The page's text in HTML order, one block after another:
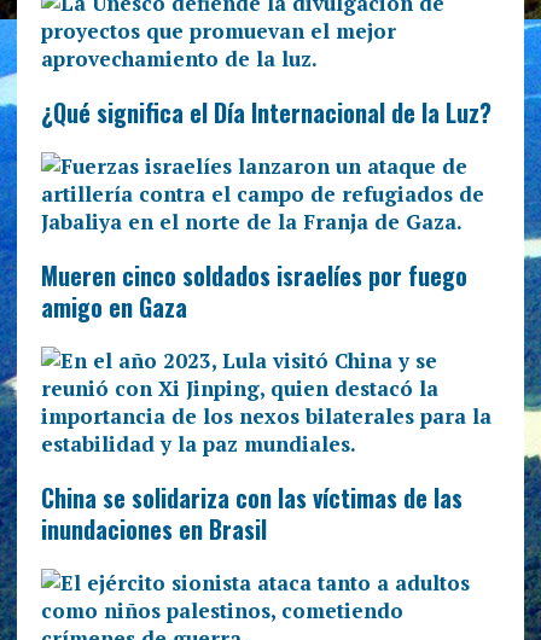
¿Qué significa el Día Internacional de la Luz?
Mueren cinco soldados israelíes por fuego
amigo en Gaza
China se solidariza con las víctimas de las
inundaciones en Brasil